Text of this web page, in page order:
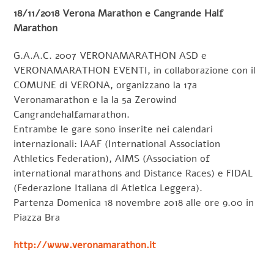
18/11/2018 Verona Marathon e Cangrande Half
Marathon
G.A.A.C. 2007 VERONAMARATHON ASD e
VERONAMARATHON EVENTI, in collaborazione con il
COMUNE di VERONA, organizzano la 17a
Veronamarathon e la la 5a Zerowind
Cangrandehalfamarathon.
Entrambe le gare sono inserite nei calendari
internazionali: IAAF (International Association
Athletics Federation), AIMS (Association of
international marathons and Distance Races) e FIDAL
(Federazione Italiana di Atletica Leggera).
Partenza Domenica 18 novembre 2018 alle ore 9.00 in
Piazza Bra
http://www.veronamarathon.it